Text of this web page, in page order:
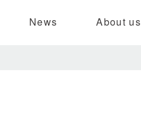
About us
News